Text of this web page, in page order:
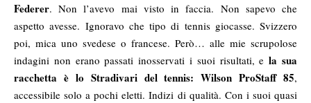
Federer. Non l’avevo mai visto in faccia. Non sapevo che
aspetto avesse. Ignoravo che tipo di tennis giocasse. Svizzero
poi, mica uno svedese o francese. Però… alle mie scrupolose
indagini non erano passati inosservati i suoi risultati, ela sua
racchetta è lo Stradivari del tennis: Wilson ProStaff 85,
accessibile solo a pochi eletti. Indizi di qualità. Con i suoi quasi